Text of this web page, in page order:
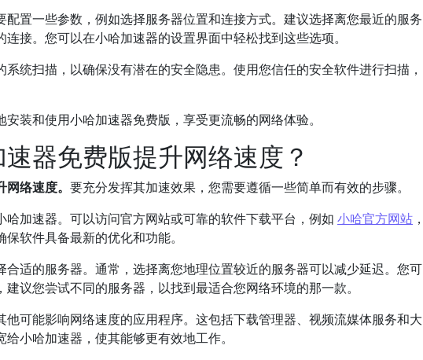
置一些参数，例如选择服务器位置和连接方式。建议选择离您最近的服务
接。您可以在小哈加速器的设置界面中轻松找到这些选项。
统扫描，以确保没有潜在的安全隐患。使用您信任的安全软件进行扫描，
装和使用小哈加速器免费版，享受更流畅的网络体验。
器免费版提升网络速度？
络速度。 要充分发挥其加速效果，您需要遵循一些简单而有效的步骤。
加速器。可以访问官方网站或可靠的软件下载平台，例如 小哈官方网站 ，
软件具备最新的优化和功能。
适的服务器。通常，选择离您地理位置较近的服务器可以减少延迟。您可
议您尝试不同的服务器，以找到最适合您网络环境的那一款。
可能影响网络速度的应用程序。这包括下载管理器、视频流媒体服务和大
小哈加速器，使其能够更有效地工作。